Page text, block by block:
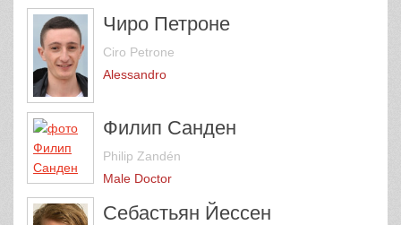
Чиро Петроне
Ciro Petrone
Alessandro
Филип Санден
Philip Zandén
Male Doctor
Себастьян Йессен